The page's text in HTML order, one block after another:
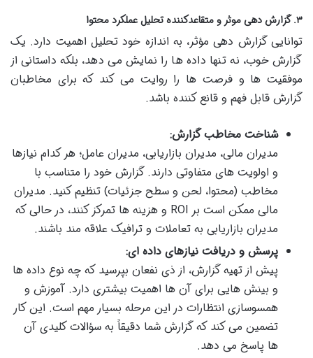
۳. گزارش دهی موثر و متقاعدکننده تحلیل عملکرد محتوا
توانایی گزارش دهی مؤثر، به اندازه خود تحلیل اهمیت دارد. یک
گزارش خوب، نه تنها داده ها را نمایش می دهد، بلکه داستانی از
موفقیت ها و فرصت ها را روایت می کند که برای مخاطبان
گزارش قابل فهم و قانع کننده باشد.
شناخت مخاطب گزارش:
مدیران مالی، مدیران بازاریابی، مدیران عامل؛ هر کدام نیازها
و اولویت های متفاوتی دارند. گزارش خود را متناسب با
مخاطب (محتوا، لحن و سطح جزئیات) تنظیم کنید. مدیران
مالی ممکن است بر ROI و هزینه ها تمرکز کنند، در حالی که
مدیران بازاریابی به تعاملات و ترافیک علاقه مند باشند.
پرسش و دریافت نیازهای داده ای:
پیش از تهیه گزارش، از ذی نفعان بپرسید که چه نوع داده ها
و بینش هایی برای آن ها اهمیت بیشتری دارد. آموزش و
همسوسازی انتظارات در این مرحله بسیار مهم است. این کار
تضمین می کند که گزارش شما دقیقاً به سؤالات کلیدی آن
ها پاسخ می دهد.